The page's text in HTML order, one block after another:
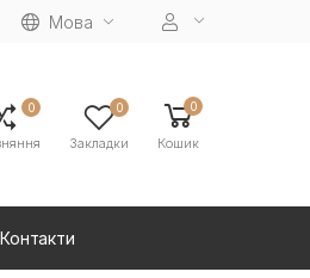
Мова
0 0
Закладки
0
Кошик
Контакти